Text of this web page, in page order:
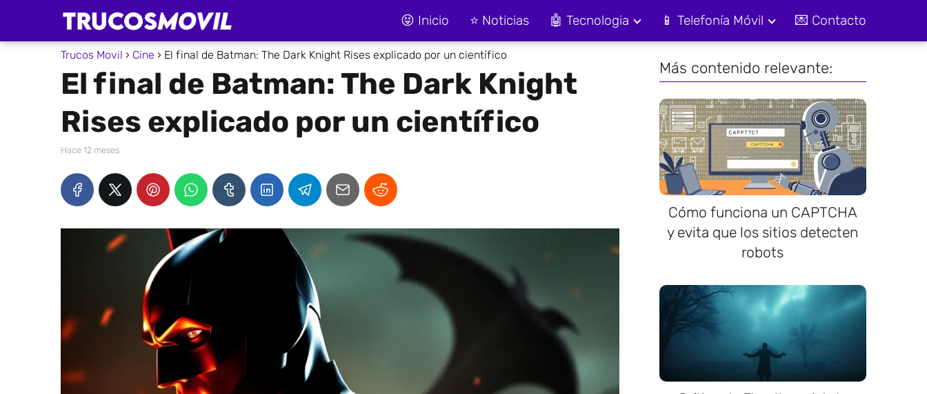
😝 Inicio ⭐ Noticias 🤖 Tecnologia 📱 Telefonía Móvil 💌 Contacto
Trucos Movil Cine El final de Batman: The Dark Knight Rises explicado por un científico
El final de Batman: The Dark Knight
Rises explicado por un científico
hace 12 meses
Más contenido relevante:
Cómo funciona un CAPTCHA
y evita que los sitios detecten
robots